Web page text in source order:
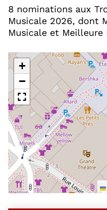
8 nominations aux
Musicale 2026, dont
Musicale et Meilleure
+
−